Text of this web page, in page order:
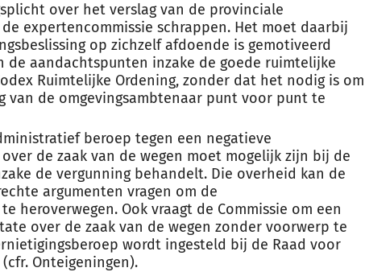
over het verslag van de provinciale
expertencommissie schrappen. Het moet daarbij
op zichzelf afdoende is gemotiveerd
de aandachtspunten inzake de goede ruimtelijke
Ruimtelijke Ordening, zonder dat het nodig is om
van de omgevingsambtenaar punt voor punt te
beroep tegen een negatieve
de zaak van de wegen moet mogelijk zijn bij de
de vergunning behandelt. Die overheid kan de
argumenten vragen om de
heroverwegen. Ook vraagt de Commissie om een
over de zaak van de wegen zonder voorwerp te
wordt ingesteld bij de Raad voor
Onteigeningen).